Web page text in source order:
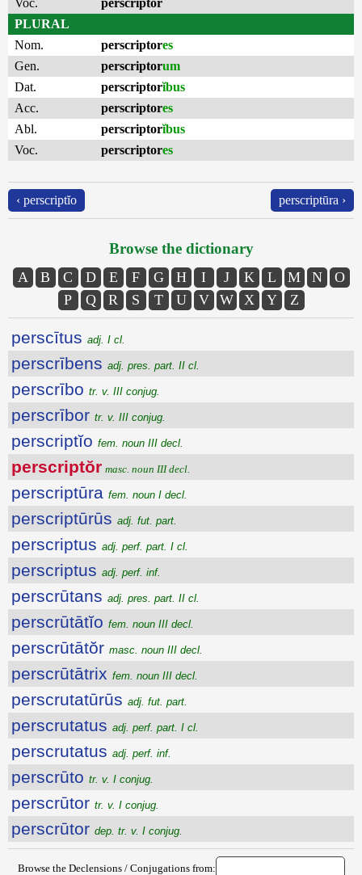
Voc.
perscriptŏr
PLURAL
Nom.
perscriptores
Gen.
perscriptorum
Dat.
perscriptorĭbus
Acc.
perscriptores
Abl.
perscriptorĭbus
Voc.
perscriptores
‹ perscriptĭo perscriptūra ›
Browse the dictionary
A B C D E F G H I J K L M N
O
P
Q R S T U V W X Y Z
perscītus adj. I cl.
perscrībens adj. pres. part. II cl.
perscrībo tr. v. III conjug.
perscrībor tr. v. III conjug.
perscriptĭo fem. noun III decl.
perscriptŏr masc. noun III decl.
perscriptūra fem. noun I decl.
perscriptūrūs adj. fut. part.
perscriptus adj. perf. part. I cl.
perscriptus adj. perf. inf.
perscrūtans adj. pres. part. II cl.
perscrūtātĭo fem. noun III decl.
perscrūtātŏr masc. noun III decl.
perscrūtātrix fem. noun III decl.
perscrutatūrūs adj. fut. part.
perscrutatus adj. perf. part. I cl.
perscrutatus adj. perf. inf.
perscrūto tr. v. I conjug.
perscrūtor tr. v. I conjug.
perscrūtor dep. tr. v. I conjug.
Browse the Declensions / Conjugations from: